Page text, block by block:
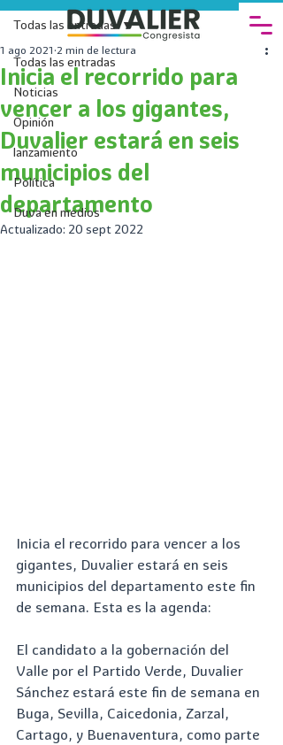
Todas las entradas
Noticias
Opinión
lanzamiento
Política
Duva en medios
Todas las entradas
Inicia el recorrido para
vencer a los gigantes,
Duvalier estará en seis
municipios del
departamento
1 ago 2021 2 min de lectura
Actualizado: 20 sept 2022
Inicia el recorrido para vencer a los
gigantes, Duvalier estará en seis
municipios del departamento este fin
de semana. Esta es la agenda:
El candidato a la gobernación del
Valle por el Partido Verde, Duvalier
Sánchez estará este fin de semana en
Buga, Sevilla, Caicedonia, Zarzal,
Cartago, y Buenaventura, como parte